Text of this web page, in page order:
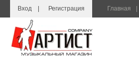
Вход Регистрация Главная